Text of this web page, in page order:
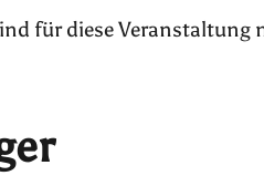
für diese Veranstaltung